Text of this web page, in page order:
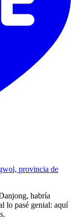
provincia de
habría
lo pasé genial: aquí